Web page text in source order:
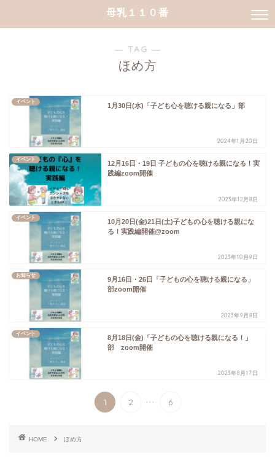
母乳１１０番
― TAG ―
ほめ方
イベント
1月30日(水)「子ども心を聴ける親になる」部
2024年1月20日
イベント
12月16日・19日 子どもの心を聴ける親になる！実
践編zoom開催
2023年12月8日
イベント
10月20日(金)21日(土)子どもの心を聴ける親にな
る！実践編開催@zoom
2023年10月9日
お知らせ
9月16日・26日「子どもの心を聴ける親になる」
部zoom開催
2023年9月8日
イベント
8月18日(金)「子どもの心を聴ける親になる！」
部 zoom開催
2023年8月17日
1 2 ... 6
HOME ほめ方